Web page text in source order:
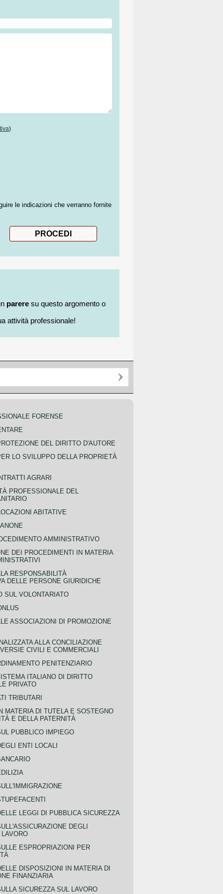
)
le indicazioni che verranno fornite
pareresu questo argomento o
attività professionale!
FORENSE
DEL DIRITTO D'AUTORE
LO SVILUPPO DELLA PROPRIETÀ
AGRARI
PROFESSIONALE DEL
ABITATIVE
AMMINISTRATIVO
DEI PROCEDIMENTI IN MATERIA
RESPONSABILITÀ
DELLE PERSONE GIURIDICHE
SUL VOLONTARIATO
ASSOCIAZIONI DI PROMOZIONE
ALLA CONCILIAZIONE
CIVILI E COMMERCIALI
PENITENZIARIO
ITALIANO DI DIRITTO
PRIVATO
TRIBUTARI
MATERIA DI TUTELA E SOSTEGNO
E DELLA PATERNITÀ
PUBBLICO IMPIEGO
ENTI LOCALI
LEGGI DI PUBBLICA SICUREZZA
DEGLI
LAVORO
ESPROPRIAZIONI PER
DISPOSIZIONI IN MATERIA DI
FINANZIARIA
SICUREZZA SUL LAVORO